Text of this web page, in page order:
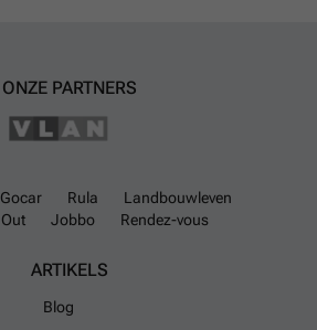
ONZE PARTNERS
Gocar Rula
Landbouwleven
Out Jobbo Rendez-vous
ARTIKELS
Blog